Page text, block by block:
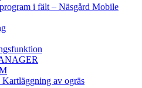
i fält – Näsgård Mobile
av ogräs